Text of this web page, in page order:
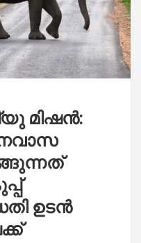
മിഷൻ:
ഉടൻ